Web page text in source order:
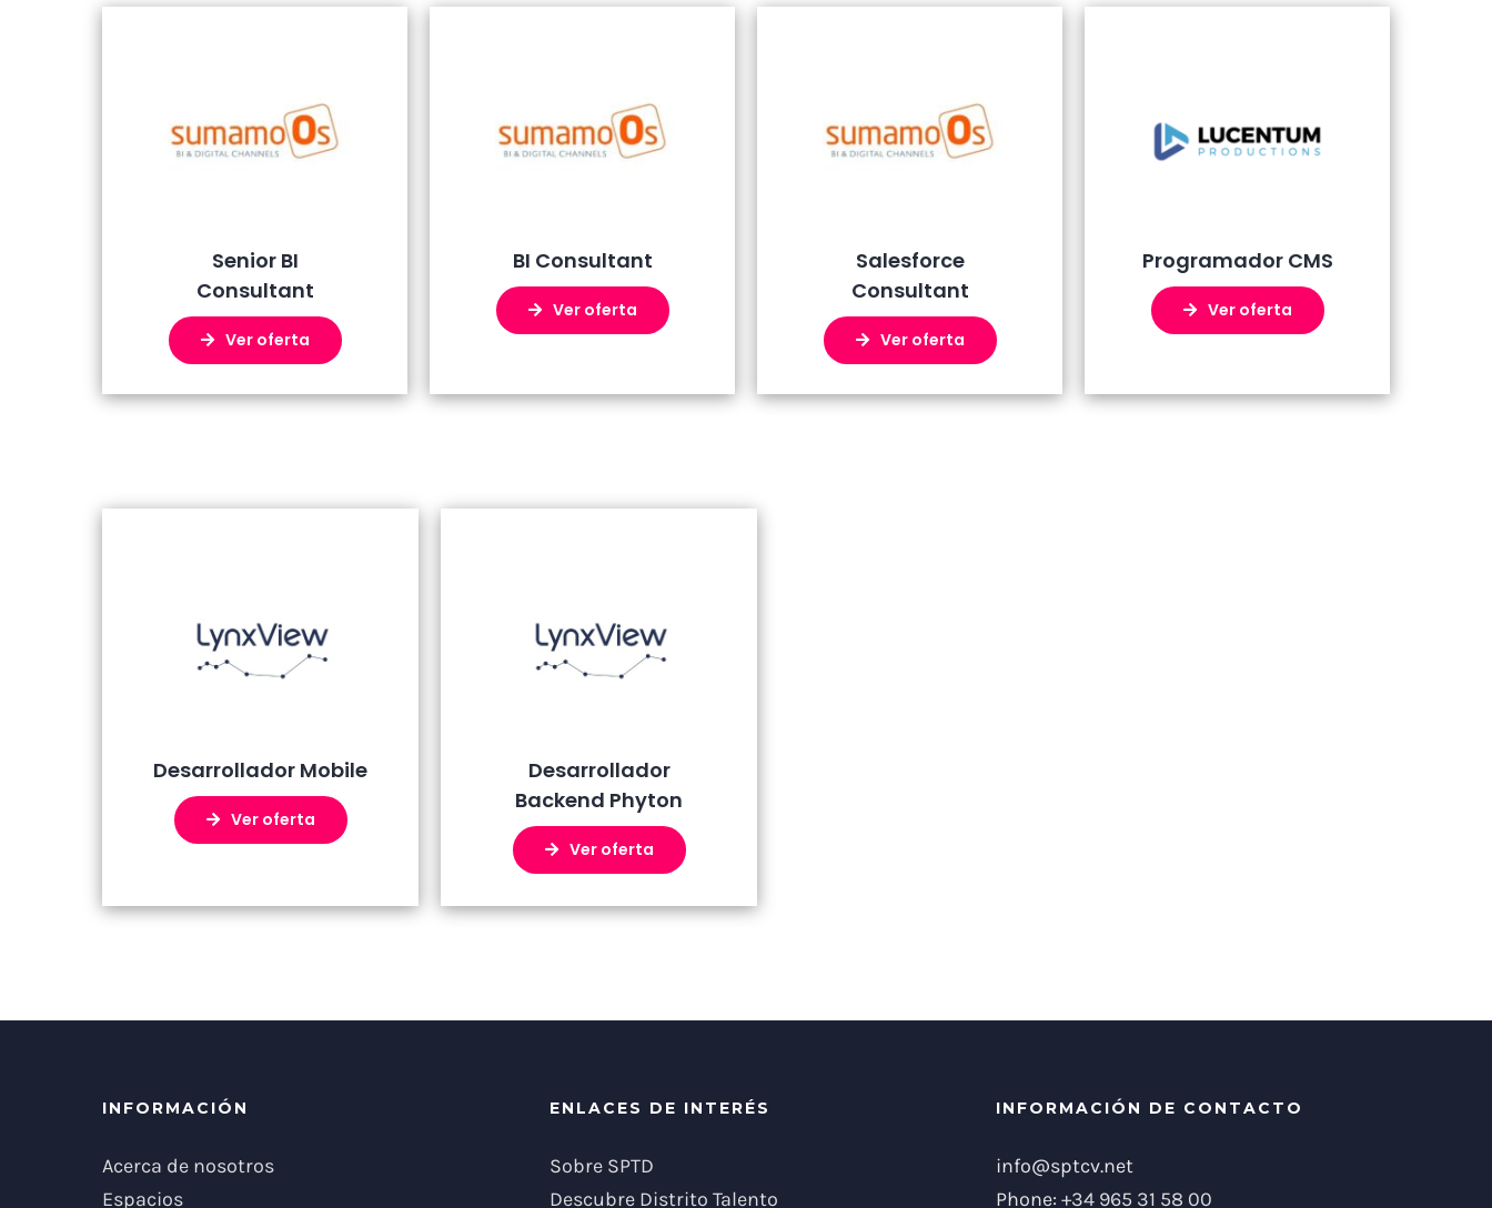
Senior BI
Consultant
Ver oferta
BI Consultant
Ver oferta
Salesforce
Consultant
Ver oferta
Programador CMS
Ver oferta
Desarrollador Mobile
Ver oferta
Desarrollador
Backend Phyton
Ver oferta
INFORMACIÓN
Acerca de nosotros
Espacios
ENLACES DE INTERÉS
Sobre SPTD
Descubre Distrito Talento
INFORMACIÓN DE CONTACTO
info@sptcv.net
Phone:+34 965 31 58 00